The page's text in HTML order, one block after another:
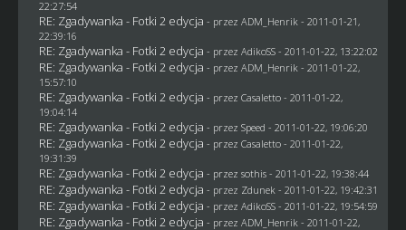
22:27:54
RE: Zgadywanka - Fotki 2 edycja - przez ADM_Henrik - 2011-01-21,
22:39:16
RE: Zgadywanka - Fotki 2 edycja - przez AdikoSS - 2011-01-22, 13:22:02
RE: Zgadywanka - Fotki 2 edycja - przez ADM_Henrik - 2011-01-22,
15:57:10
RE: Zgadywanka - Fotki 2 edycja - przez Casaletto- 2011-01-22,
19:04:14
RE: Zgadywanka - Fotki 2 edycja - przez Speed - 2011-01-22, 19:06:20
RE: Zgadywanka - Fotki 2 edycja - przez Casaletto- 2011-01-22,
19:31:39
RE: Zgadywanka - Fotki 2 edycja - przez sothis- 2011-01-22, 19:38:44
RE: Zgadywanka - Fotki 2 edycja - przez Zdunek - 2011-01-22, 19:42:31
RE: Zgadywanka - Fotki 2 edycja - przez AdikoSS - 2011-01-22, 19:54:59
RE: Zgadywanka - Fotki 2 edycja - przez ADM_Henrik - 2011-01-22,